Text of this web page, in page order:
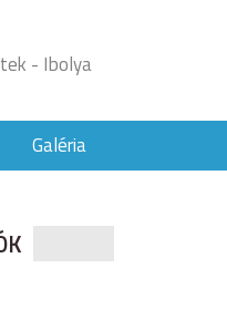
- Ibolya
Galéria